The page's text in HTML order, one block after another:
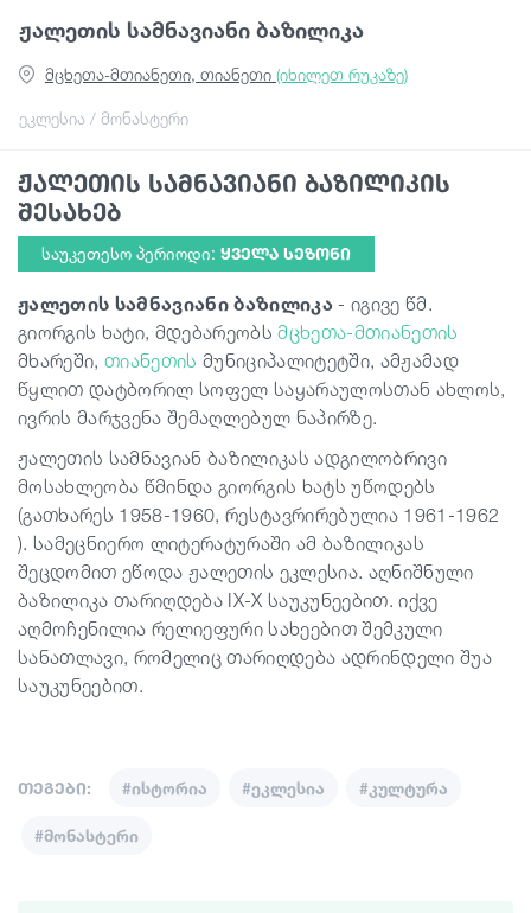
გიდები
საქართველო
ჟალეთის სამნავიანი ბაზილიკა
ეკლესია / მონასტერი
მცხეთა-მთიანეთი, თიანეთი (იხილეთ რუკაზე)
ჟალეთის სამნავიანი ბაზილიკის
შესახებ
საუკეთესო პერიოდი: ᲧᲕᲔᲚᲐ ᲡᲔᲖᲝᲜᲘ
ჟალეთის სამნავიანი ბაზილიკა- იგივე წმ.
გიორგის ხატი, მდებარეობსმცხეთა-მთიანეთის
მხარეში, თიანეთის მუნიციპალიტეტში, ამჟამად
წყლით დატბორილ სოფელ საყარაულოსთან ახლოს,
ივრის მარჯვენა შემაღლებულ ნაპირზე.
ჟალეთის სამნავიან ბაზილიკას ადგილობრივი
მოსახლეობა წმინდა გიორგის ხატს უწოდებს
(გათხარეს 1958-1960, რესტავრირებულია 1961-1962
). სამეცნიერო ლიტერატურაში ამ ბაზილიკას
შეცდომით ეწოდა ჟალეთის ეკლესია. აღნიშნული
ბაზილიკა თარიღდება IX-X საუკუნეებით. იქვე
აღმოჩენილია რელიეფური სახეებით შემკული
სანათლავი, რომელიც თარიღდება ადრინდელი შუა
საუკუნეებით.
თეგები: #ისტორია #ეკლესია #კულტურა
#მონასტერი